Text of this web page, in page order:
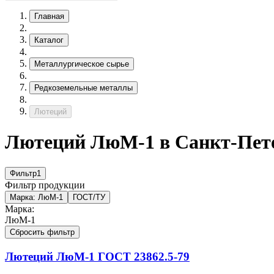
Главная
Каталог
Металлургическое сырье
Редкоземельные металлы
Лютеций
Лютеций ЛюМ-1 в Санкт-
Фильтр1
Фильтр продукции
Марка: ЛюМ-1 ГОСТ/ТУ
Марка:
ЛюМ-1
Сбросить фильтр
Лютеций ЛюМ-1 ГОСТ 23862.5-79